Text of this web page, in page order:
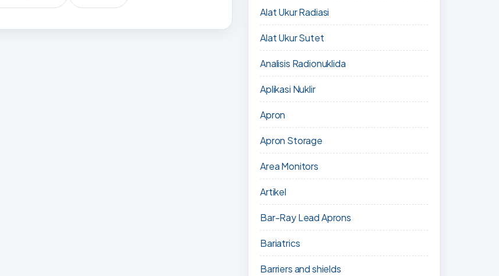
Alat Ukur Radiasi
Alat Ukur Sutet
Analisis Radionuklida
Aplikasi Nuklir
Apron
Apron Storage
Area Monitors
Artikel
Bar-Ray Lead Aprons
Bariatrics
Barriers and shields